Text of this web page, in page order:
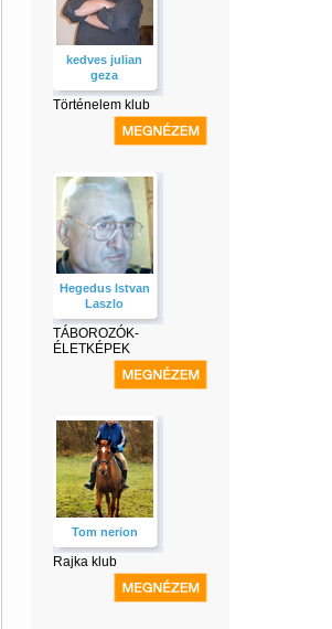
kedves julian
geza
Történelem klub
Hegedus Istvan
Laszlo
TÁBOROZÓK-
ÉLETKÉPEK
Tom nerion
Rajka klub